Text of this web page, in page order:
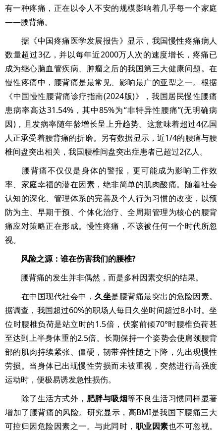
有一种疼痛，正在以令人不安的规模影响着几乎每一个家庭
——腰背痛。
据《中国疼痛医学发展报告》显示，我国慢性疼痛病人
数量超过3亿，并以每年近2000万人次的速度增长，疼痛已
成为继心脑血管疾病、肿瘤之后的我国第三大健康问题。在
慢性疼痛中，腰背痛是最常见、影响最广的亚型之一。根据
《中国慢性腰背痛诊疗指南(2024版)》，我国居民慢性腰痛
患病率高达31.54%，其中85%为“非特异性腰痛”(无明确病
因)，且发病率随年龄增长呈上升趋势。这意味着超过4亿国
人正承受着腰背痛的折磨。另有数据显示，近1/4的腰痛与腰
椎间盘突出相关，我国腰椎间盘突出症患者已超过2亿人。
腰背痛不仅仅是身体的警报，更可能成为影响工作效
率、家庭幸福的潜在因素，绝非简单的肌肉酸痛。随着社会
认知的深化、管理体系的完善及个人行为习惯的改变，以预
防为主、早期干预、个体化治疗、全周期管理为核心的腰背
痛应对策略正在形成。慢性疼痛，不该被任何一个时代所忽
视。
风险之源：谁在伤害我们的腰椎?
腰背痛的发生并非偶然，而是多种因素交织的结果。
在中国现代社会中，久坐是腰背痛最突出的危险因素。
据调查，我国超过60%的职场人每日久坐时间超过8小时。坐
位时腰椎负荷是站立时的1.5倍，伏案前倾70°时腰椎负荷甚
至达到上半身体重的2.5倍。长期保持一个姿势会使肩颈腰背
部的肌肉持续紧张、僵硬，韧带弹性随之下降，先出现慢性
劳损。当身体已出现慢性劳损而未被重视，突然进行高强度
运动时，便极易诱发急性损伤。
除了生活方式外， 肥胖与吸烟等不良生活习惯同样显著
增加了腰背痛的风险。研究显示，高BMI是我国下腰痛三大
可控归因危险因素之一。与此同时， 职业因素也不可忽视。